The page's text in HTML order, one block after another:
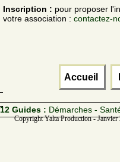
Inscription : pour proposer
votre association : contactez-
Accueil
12 Guides : Démarches -
Copyright Yalta Production -